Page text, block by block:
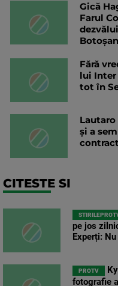
Gică
Farul
Fără
lui
tot în
și a
CITESTE SI
pe jos
Experți:
PROTV
fotografie